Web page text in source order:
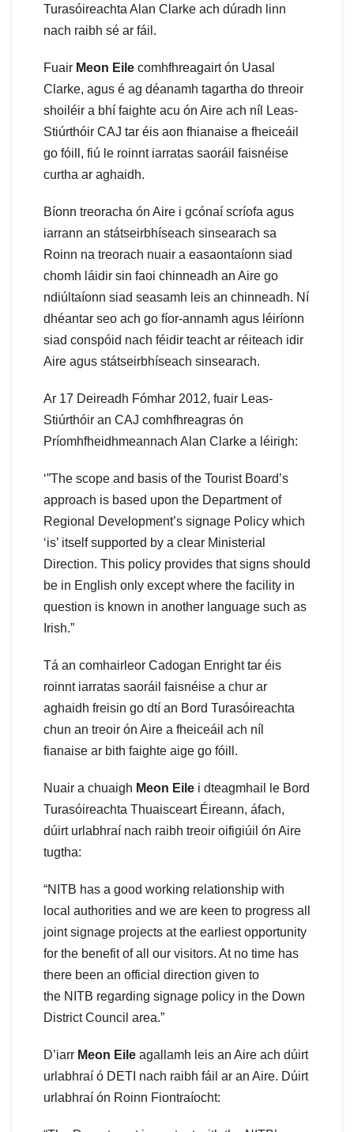
Turasóireachta Alan Clarke ach dúradh linn
nach raibh sé ar fáil.
Fuair Meon Eile comhfhreagairt ón Uasal
Clarke, agus é ag déanamh tagartha do threoir
shoiléir a bhí faighte acu ón Aire ach níl Leas-
Stiúrthóir CAJ tar éis aon fhianaise a fheiceáil
go fóill, fiú le roinnt iarratas saoráil faisnéise
curtha ar aghaidh.
Bíonn treoracha ón Aire i gcónaí scríofa agus
iarrann an státseirbhíseach sinsearach sa
Roinn na treorach nuair a easaontaíonn siad
chomh láidir sin faoi chinneadh an Aire go
ndiúltaíonn siad seasamh leis an chinneadh. Ní
dhéantar seo ach go fíor-annamh agus léiríonn
siad conspóid nach féidir teacht ar réiteach idir
Aire agus státseirbhíseach sinsearach.
Ar 17 Deireadh Fómhar 2012, fuair Leas-
Stiúrthóir an CAJ comhfhreagras ón
Príomhfheidhmeannach Alan Clarke a léirigh:
‘”The scope and basis of the Tourist Board’s
approach is based upon the Department of
Regional Development’s signage Policy which
‘is’ itself supported by a clear Ministerial
Direction. This policy provides that signs should
be in English only except where the facility in
question is known in another language such as
Irish.”
Tá an comhairleor Cadogan Enright tar éis
roinnt iarratas saoráil faisnéise a chur ar
aghaidh freisin go dtí an Bord Turasóireachta
chun an treoir ón Aire a fheiceáil ach níl
fianaise ar bith faighte aige go fóill.
Nuair a chuaigh Meon Eile i dteagmhail le Bord
Turasóireachta Thuaisceart Éireann, áfach,
dúirt urlabhraí nach raibh treoir oifigiúil ón Aire
tugtha:
“NITB has a good working relationship with
local authorities and we are keen to progress all
joint signage projects at the earliest opportunity
for the benefit of all our visitors. At no time has
there been an official direction given to
the NITB regarding signage policy in the Down
District Council area.”
D’iarr Meon Eile agallamh leis an Aire ach dúirt
urlabhraí ó DETI nach raibh fáil ar an Aire. Dúirt
urlabhraí ón Roinn Fiontraíocht: